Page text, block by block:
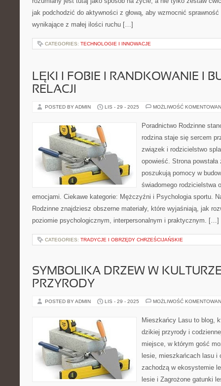
jak podchodzić do aktywności z głową, aby wzmocnić
wynikające z małej ilości ruchu […]
CATEGORIES: TECHNOLOGIE I INNOWACJE
LĘKI I FOBIE I RANDKOWANIE I
RELACJI
POSTED BY ADMIN LIS - 29 - 2025 MOŻLIWOŚĆ
Poradnictwo Rodzinne
rodzina staje się sercem
związek i rodzicielstwo
opowieść. Strona
poszukują pomocy w
świadomego rodzicielstwa
emocjami. Ciekawe kategorie: Mężczyźni i Psychologia sportu.
Rodzinne znajdziesz obszerne materiały, które wyjaśniają, jak
poziomie psychologicznym, interpersonalnym i praktycznym. […]
CATEGORIES: TRADYCJE I OBRZĘDY CHRZEŚCIJAŃSKIE
SYMBOLIKA DRZEW W
PRZYRODY
POSTED BY ADMIN LIS - 29 - 2025 MOŻLIWOŚĆ
Mieszkańcy Lasu to blog,
dzikiej przyrody i
miejsce, w którym gość
lesie, mieszkańcach lasu i
zachodzą w ekosystemie
lesie i Zagrożone gatunki